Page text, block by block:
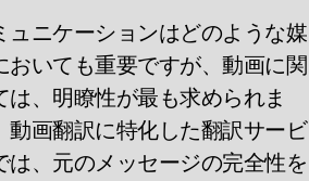
ュニケーションはどのような媒
おいても重要ですが、動画に関
は、明瞭性が最も求められま
動画翻訳に特化した翻訳サービ
は、元のメッセージの完全性を